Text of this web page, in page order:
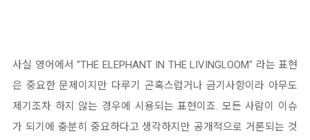
사실 영어에서 "THE ELEPHANT IN THE LIVINGLOOM" 라는 표현
은 중요한 문제이지만 다루기 곤혹스럽거나 금기사항이라 아무도
제기조차 하지 않는 경우에 시용되는 표현이죠. 모든 사람이 이슈
가 되기에 충분히 중요하다고 생각하지만 공개적으로 거론되는 것